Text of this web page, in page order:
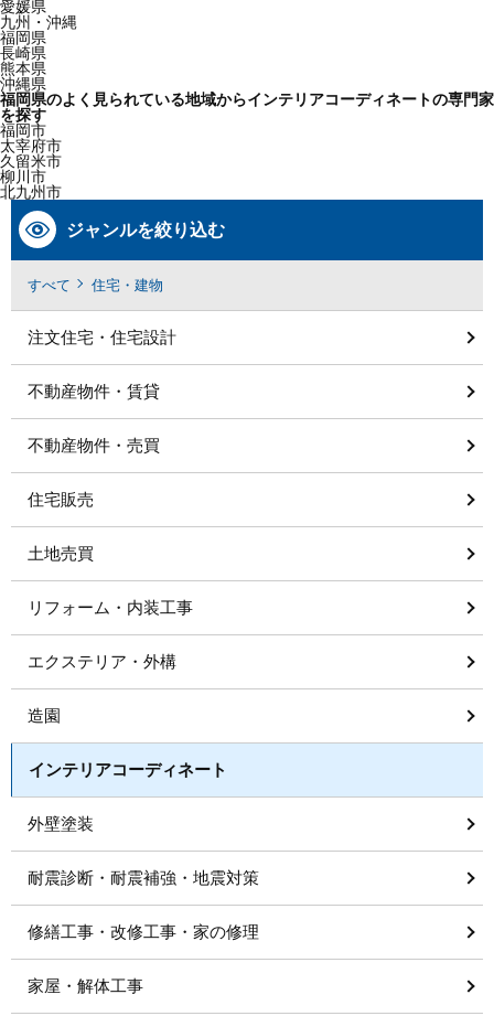
愛媛県
九州・沖縄
福岡県
長崎県
熊本県
沖縄県
福岡県のよく見られている地域からインテリアコーディネートの専門家
を探す
福岡市
太宰府市
久留米市
柳川市
北九州市
ジャンルを絞り込む
すべて 住宅・建物
注文住宅・住宅設計
不動産物件・賃貸
不動産物件・売買
住宅販売
土地売買
リフォーム・内装工事
エクステリア・外構
造園
インテリアコーディネート
外壁塗装
耐震診断・耐震補強・地震対策
修繕工事・改修工事・家の修理
家屋・解体工事